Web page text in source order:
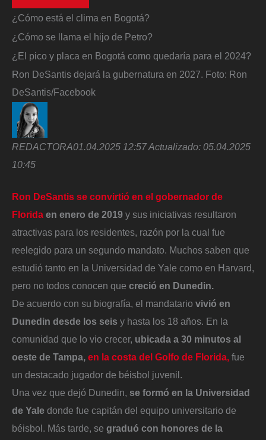
¿Cómo está el clima en Bogotá?
¿Cómo se llama el hijo de Petro?
¿El pico y placa en Bogotá como quedaría para el 2024?
Ron DeSantis dejará la gubernatura en 2027. Foto: Ron
DeSantis/Facebook
REDACTORA01.04.2025 12:57Actualizado: 05.04.2025
10:45
Ron DeSantis se convirtió en el gobernador de
Florida en enero de 2019 y sus iniciativas resultaron
atractivas para los residentes, razón por la cual fue
reelegido para un segundo mandato. Muchos saben que
estudió tanto en la Universidad de Yale como en Harvard,
pero no todos conocen que creció en Dunedin.
De acuerdo con su biografía, el mandatario vivió en
Dunedin desde los seis y hasta los 18 años. En la
comunidad que lo vio crecer, ubicada a 30 minutos al
oeste de Tampa, en la costa del Golfo de Florida, fue
un destacado jugador de béisbol juvenil.
Una vez que dejó Dunedin, se formó en la Universidad
de Yale donde fue capitán del equipo universitario de
béisbol. Más tarde, se graduó con honores de la